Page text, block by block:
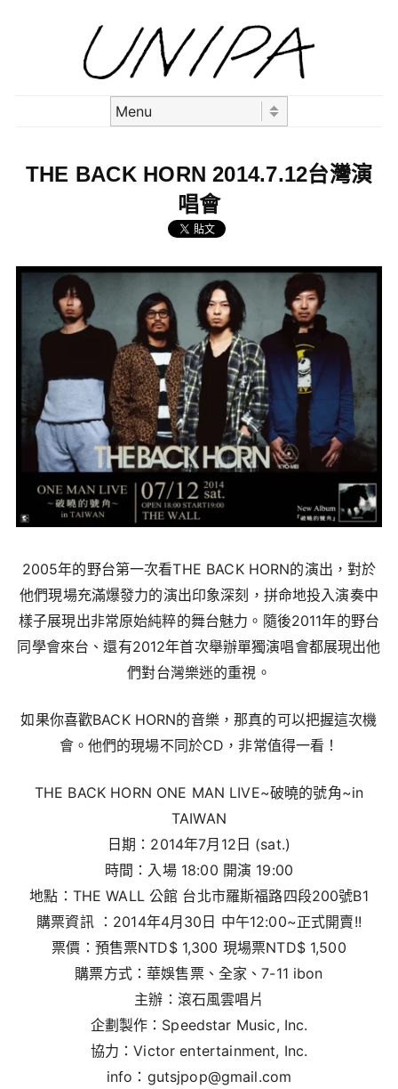
THE BACK HORN 2014.7.12台灣演
唱會
2005年的野台第一次看THE BACK HORN的演出，對於
他們現場充滿爆發力的演出印象深刻，拼命地投入演奏中
樣子展現出非常原始純粹的舞台魅力。隨後2011年的野台
同學會來台、還有2012年首次舉辦單獨演唱會都展現出他
們對台灣樂迷的重視。
如果你喜歡BACK HORN的音樂，那真的可以把握這次機
會。他們的現場不同於CD，非常值得一看！
THE BACK HORN ONE MAN LIVE~破曉的號角~in
TAIWAN
日期：2014年7月12日 (sat.)
時間：入場 18:00 開演 19:00
地點：THE WALL 公館 台北市羅斯福路四段200號B1
購票資訊 ：2014年4月30日 中午12:00~正式開賣!!
票價：預售票NTD$ 1,300 現場票NTD$ 1,500
購票方式：華娛售票、全家、7-11 ibon
主辦：滾石風雲唱片
企劃製作：Speedstar Music, Inc.
協力：Victor entertainment, Inc.
info：gutsjpop@gmail.com